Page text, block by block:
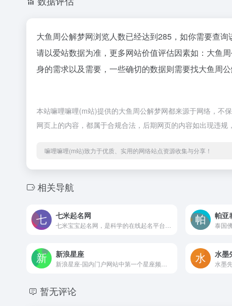
大鱼周公解梦网浏览人数已经达到285，如你需要查
请以爱站数据为准，更多网站价值评估因素如：大鱼
身的需求以及需要，一些确切的数据则需要找大鱼周
本站嘛哩嘛哩(m站)提供的大鱼周公解梦网都来源于网络，不
网页上的内容，都属于合规合法，后期网页的内容如出现违
嘛哩嘛哩(m站)致力于优质、实用的网络站点资源收集与分享！
相关导航
七米起名网 帕亚
新浪星座 水墨
暂无评论